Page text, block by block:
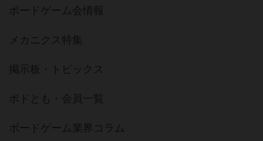
ボードゲーム会情報
メカニクス特集
掲示板・トピックス
ボドとも・会員一覧
ボードゲーム業界コラム